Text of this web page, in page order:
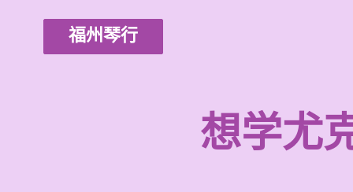
福州琴行
想学尤